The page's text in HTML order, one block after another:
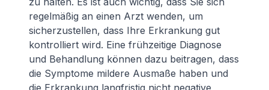
regelmäßig an einen Arzt wenden, um
sicherzustellen, dass Ihre Erkrankung gut
kontrolliert wird. Eine frühzeitige Diagnose
und Behandlung können dazu beitragen, dass
die Symptome mildere Ausmaße haben und
die Erkrankung langfristig nicht negative